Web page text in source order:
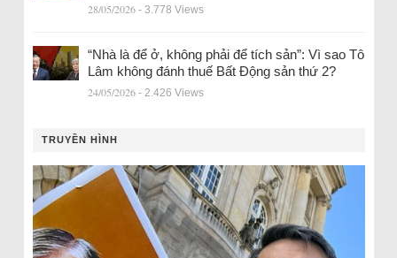
28/05/2026 - 3.778 Views
“Nhà là để ở, không phải để tích sản”: Vì sao Tô
Lâm không đánh thuế Bất Động sản thứ 2?
24/05/2026 - 2.426 Views
TRUYỀN HÌNH